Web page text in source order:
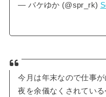
— バケゆか (@spr_rk)
今月は年末なので仕事
夜を余儀なくされている